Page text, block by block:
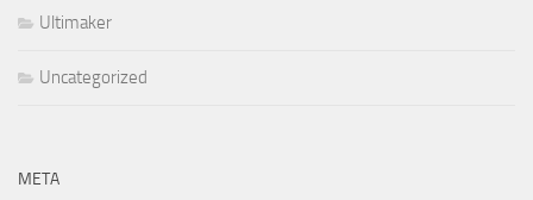
Ultimaker
Uncategorized
META